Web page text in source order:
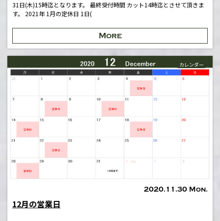
31日(木)15時迄となります。 最終受付時間 カット14時迄とさせて頂きま
す。 2021年 1月の定休日 1日(
More
2020.11.30 Mon.
カレンダー
12月の営業日